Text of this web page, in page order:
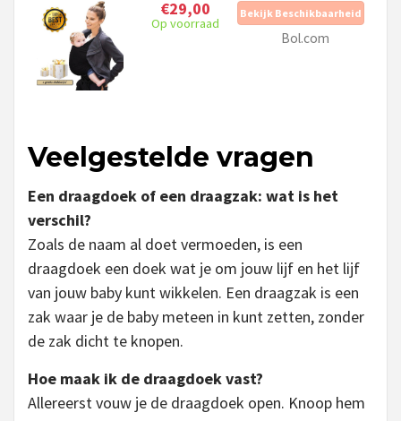
€29,00
Op voorraad
Bekijk Beschikbaarheid
Bol.com
Veelgestelde vragen
Een draagdoek of een draagzak: wat is het
verschil?
Zoals de naam al doet vermoeden, is een
draagdoek een doek wat je om jouw lijf en het lijf
van jouw baby kunt wikkelen. Een draagzak is een
zak waar je de baby meteen in kunt zetten, zonder
de zak dicht te knopen.
Hoe maak ik de draagdoek vast?
Allereerst vouw je de draagdoek open. Knoop hem